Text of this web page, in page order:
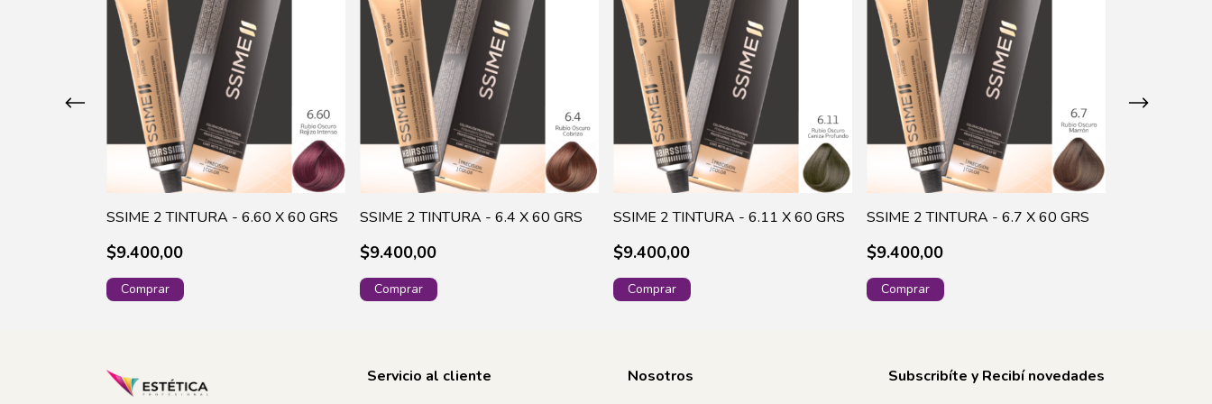
SSIME 2 TINTURA - 6.60 X 60 GRS
$9.400,00
SSIME 2 TINTURA - 6.4 X 60 GRS
$9.400,00
SSIME 2 TINTURA - 6.11 X 60 GRS
$9.400,00
SSIME 2 TINTURA - 6.7 X 60 GRS
$9.400,00
Servicio al cliente Nosotros Subscribíte y Recibí novedades